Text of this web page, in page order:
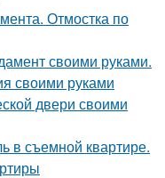
Отмостка по
своими руками.
своими руками
двери своими
в съемной квартире.